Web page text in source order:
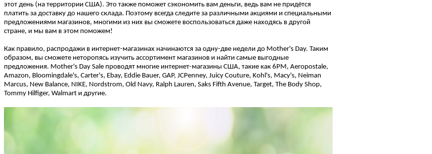
этот день (на территории США). Это также поможет сэкономить вам деньги, ведь вам не придётся
платить за доставку до нашего склада. Поэтому всегда следите за различными акциями и специальными
предложениями магазинов, многими из них вы сможете воспользоваться даже находясь в другой
стране, и мы вам в этом поможем!
Как правило, распродажи в интернет-магазинах начинаются за одну-две недели до Mother's Day. Таким
образом, вы сможете неторопясь изучить ассортимент магазинов и найти самые выгодные
предложения. Mother's Day Sale проводят многие интернет-магазины США, такие как 6PM, Aeropostale,
Amazon, Bloomingdale's, Carter's, Ebay, Eddie Bauer, GAP, JCPenney, Juicy Couture, Kohl's, Macy's, Neiman
Marcus, New Balance, NIKE, Nordstrom, Old Navy, Ralph Lauren, Saks Fifth Avenue, Target, The Body Shop,
Tommy Hilfiger, Walmart и другие.